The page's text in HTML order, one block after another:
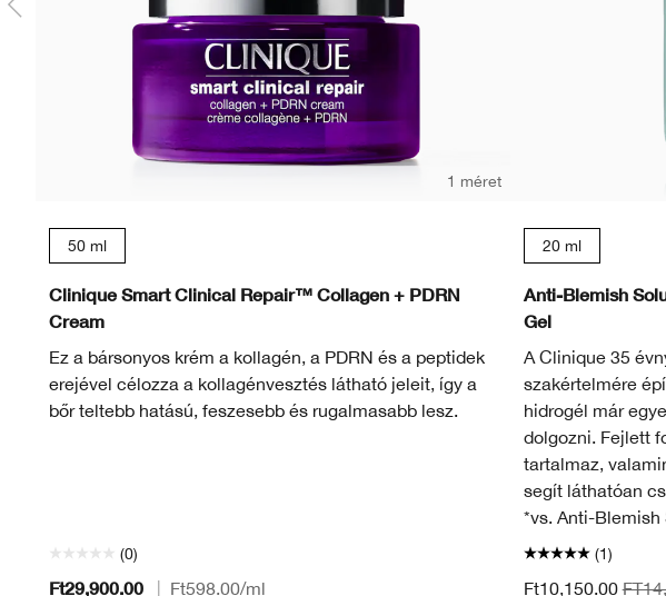
1 méret
50 ml
Clinique Smart Clinical Repair™ Collagen + PDRN
Cream
Ez a bársonyos krém a kollagén, a PDRN és a peptidek
erejével célozza a kollagénvesztés látható jeleit, így a
bőr teltebb hatású, feszesebb és rugalmasabb lesz.
(0)
Ft29,900.00 Ft598.00/ml
20 ml
Anti-Blemish
Gel
A Clinique 35
szakértelmére
hidrogél már
dolgozni. Fejlett
tartalmaz,
segít láthatóan
*vs. Anti-
(1)
Ft10,150.00